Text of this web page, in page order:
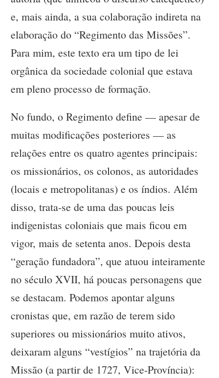
e, mais ainda, a sua colaboração indireta na
elaboração do “Regimento das Missões”.
Para mim, este texto era um tipo de lei
orgânica da sociedade colonial que estava
em pleno processo de formação.
No fundo, o Regimento define — apesar de
muitas modificações posteriores — as
relações entre os quatro agentes principais:
os missionários, os colonos, as autoridades
(locais e metropolitanas) e os índios. Além
disso, trata-se de uma das poucas leis
indigenistas coloniais que mais ficou em
vigor, mais de setenta anos. Depois desta
“geração fundadora”, que atuou inteiramente
no século XVII, há poucas personagens que
se destacam. Podemos apontar alguns
cronistas que, em razão de terem sido
superiores ou missionários muito ativos,
deixaram alguns “vestígios” na trajetória da
Missão (a partir de 1727, Vice-Província):